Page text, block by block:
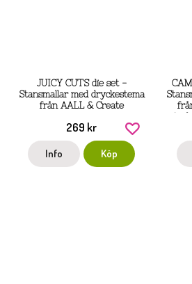
JUICY CUTS die set -
Stansmallar med dryckestema
från AALL & Create
269 kr
Info Köp